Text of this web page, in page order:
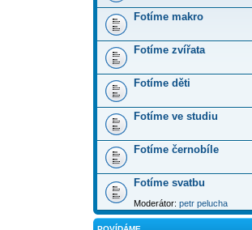
Fotíme makro
Fotíme zvířata
Fotíme děti
Fotíme ve studiu
Fotíme černobíle
Fotíme svatbu
Moderátor: petr pelucha